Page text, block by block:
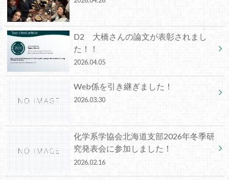
D2 大橋さんの論文が表彰されまし
た！！
2026.04.05
Web係を引き継ぎました！
2026.03.30
化学系学協会北海道支部2026年冬季研
究発表会に参加しました！
2026.02.16